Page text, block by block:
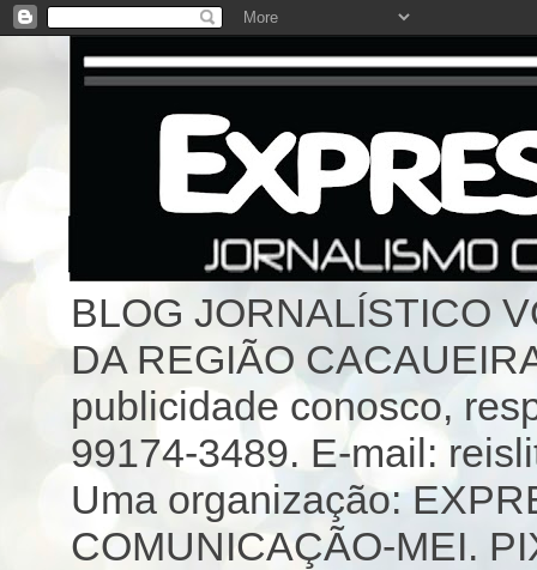
BLOG JORNALÍSTICO
DA REGIÃO
publicidade conosco,
99174-3489. E-mail:
Uma organização:
COMUNICAÇÃO-MEI.